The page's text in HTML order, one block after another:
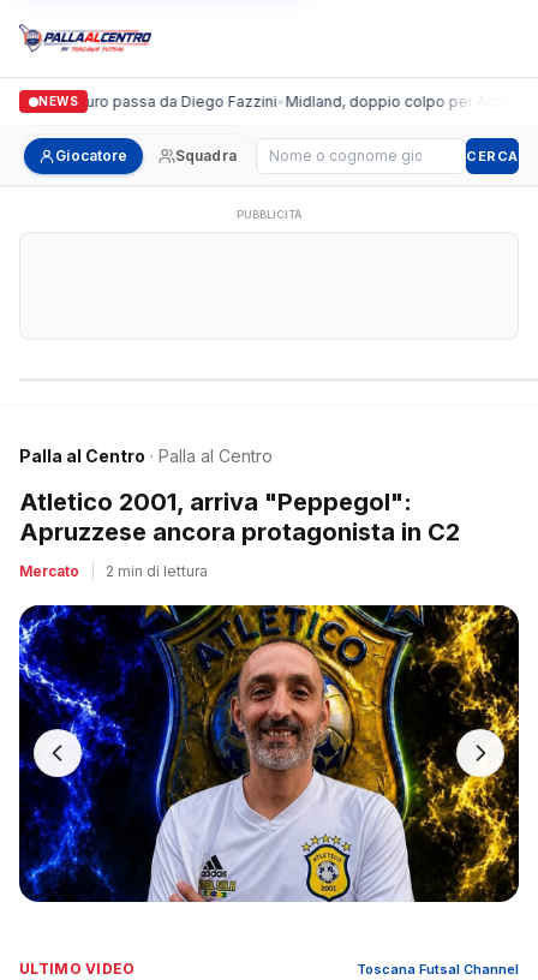
NEWSItalgronda Futsal Prato, il futuro passa da Diego Fazzini•Midland,
Giocatore Squadra Cerca giocatore CERCA
PUBBLICITÀ
Palla al Centro · Palla al Centro
Atletico 2001, arriva "Peppegol":
Apruzzese ancora protagonista in C2
Mercato 2 min di lettura
ULTIMO VIDEO Toscana Futsal Channel